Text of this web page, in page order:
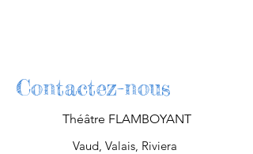
Contactez-nous
Théâtre FLAMBOYANT
Vaud, Valais, Riviera